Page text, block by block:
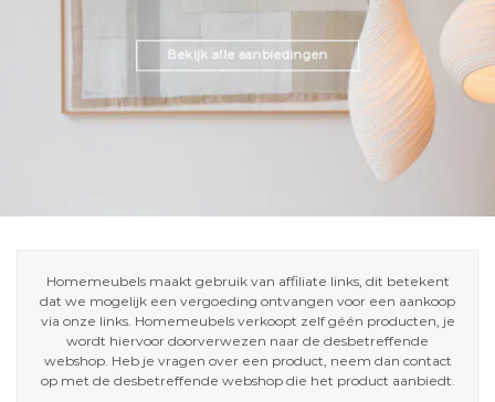
Bekijk alle aanbiedingen
Homemeubels maakt gebruik van affiliate links, dit betekent
dat we mogelijk een vergoeding ontvangen voor een aankoop
via onze links. Homemeubels verkoopt zelf géén producten, je
wordt hiervoor doorverwezen naar de desbetreffende
webshop. Heb je vragen over een product, neem dan contact
op met de desbetreffende webshop die het product aanbiedt.